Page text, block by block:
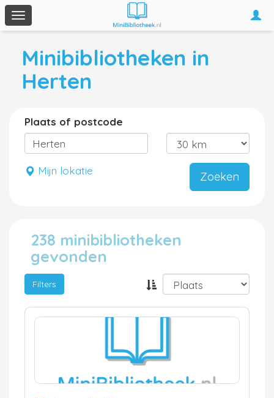
Toggle
navigation
Minibibliotheken in
Herten
Plaats of postcode
Mijn lokatie Zoeken
238 minibibliotheken
gevonden
Filters